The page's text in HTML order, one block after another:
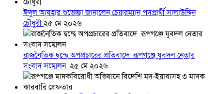
ঈদুল আযহার শুভেচ্ছা জানালেন চেয়ারম্যান পদপ্রার্থী সালাউদ্দিন
চৌধুরী২৫ মে ২০২৬
রাজনৈতিক দ্বন্দ্বে অপপ্রচারের প্রতিবাদে ‎রূপগঞ্জে যুবদল নেতার
সংবাদ সম্মেলন ‎ ২৫ মে ২০২৬